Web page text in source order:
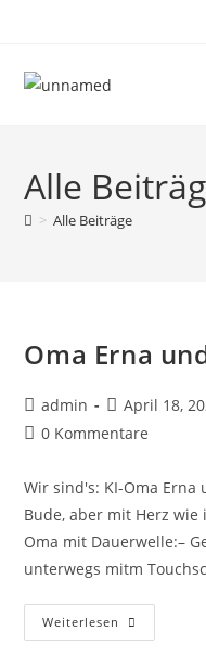
Alle
> Alle Beiträge
Oma Erna
admin April 18,
0 Kommentare
Wir sind's: KI-Oma Erna
Bude, aber mit Herz wie
Oma mit Dauerwelle:–
unterwegs mitm
Weiterlesen